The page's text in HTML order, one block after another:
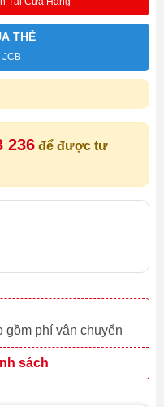
THẺ
JCB
236 để được tư
gồm phí vận chuyển
sách